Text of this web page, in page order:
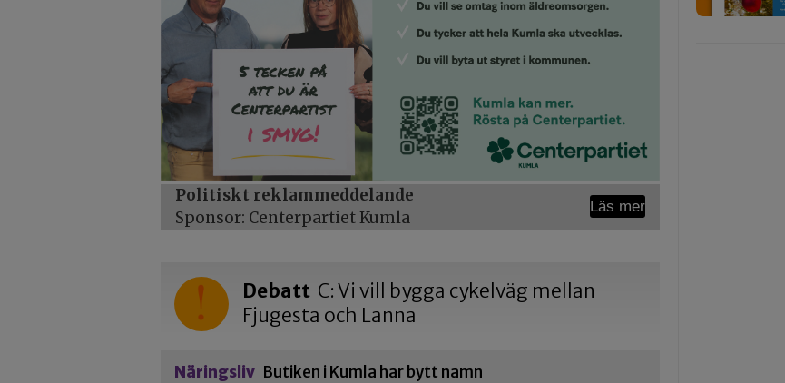
Politiskt reklammeddelande
Sponsor: Centerpartiet Kumla
Läs mer
Debatt C: Vi vill bygga cykelväg mellan
Fjugesta och Lanna
Näringsliv Butiken i Kumla har bytt namn